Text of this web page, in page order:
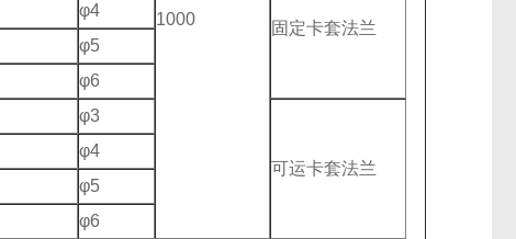
1000
固定卡套法兰
φ4
φ5
φ6
φ3
可运卡套法兰
φ4
φ5
φ6